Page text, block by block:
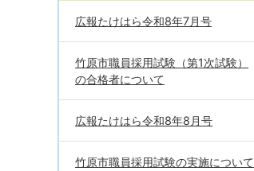
広報たけはら令和8年7月号
竹原市職員採用試験（第1次試験）
の合格者について
広報たけはら令和8年8月号
竹原市職員採用試験の実施について